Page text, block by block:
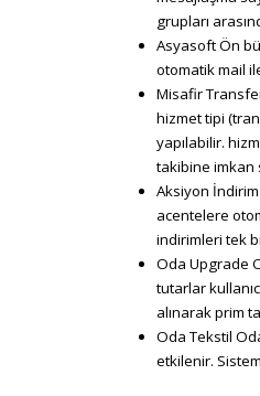
grupları
Asyasoft Ön
otomatik mail
Misafir
hizmet tipi
yapılabilir.
takibine imkan
Aksiyon
acentelere
indirimleri tek
Oda Upgrade
tutarlar
alınarak prim
Oda Tekstil
etkilenir.